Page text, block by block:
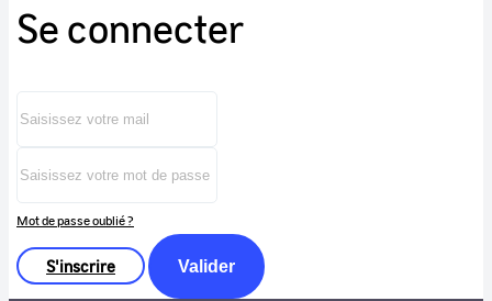
Se connecter
Mot de passe oublié ?
S'inscrire Valider